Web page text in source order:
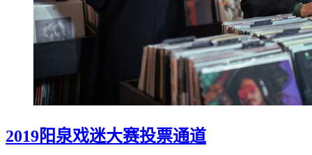
2019阳泉戏迷大赛投票通道